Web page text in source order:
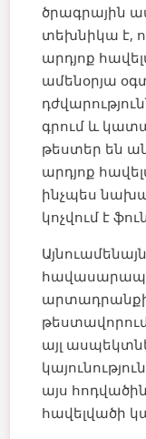
ծրագրային
տեխնիկա է,
արդյոք
ամենօրյա
գրում և
թեստեր են
արդյոք
ինչպես
կոչվում է
այլ
այս
հավելվածի